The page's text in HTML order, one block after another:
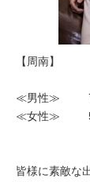
【周南】
≪男性≫ 7
≪女性≫ 5
皆様に素敵な